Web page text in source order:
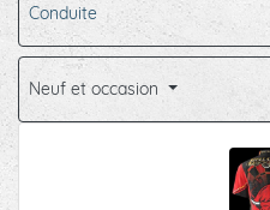
Conduite
Neuf et occasion